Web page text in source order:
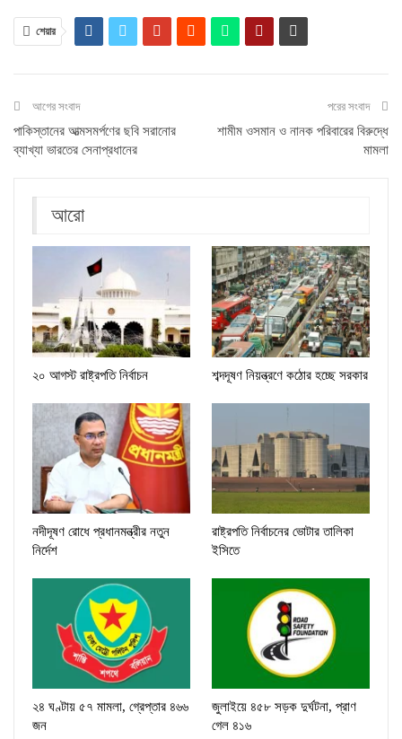
শেয়ার
আগের সংবাদ
পাকিস্তানের আত্মসমর্পণের ছবি সরানোর
ব্যাখ্যা ভারতের সেনাপ্রধানের
পরের সংবাদ
শামীম ওসমান ও নানক পরিবারের বিরুদ্ধে
মামলা
আরো
২০ আগস্ট রাষ্ট্রপতি নির্বাচন শব্দদূষণ নিয়ন্ত্রণে কঠোর হচ্ছে সরকার
নদীদূষণ রোধে প্রধানমন্ত্রীর নতুন
নির্দেশ
রাষ্ট্রপতি নির্বাচনের ভোটার তালিকা
ইসিতে
২৪ ঘণ্টায় ৫৭ মামলা, গ্রেপ্তার ৪৬৬
জন
জুলাইয়ে ৪৫৮ সড়ক দুর্ঘটনা, প্রাণ
গেল ৪১৬